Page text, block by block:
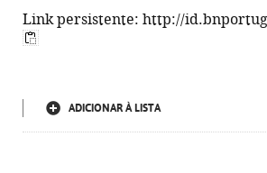
Link persistente: http://
ADICIONAR À LISTA